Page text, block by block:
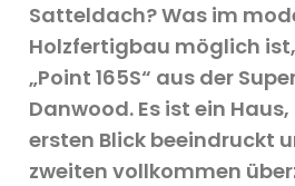
Satteldach? Was im
Holzfertigbau möglich
„Point 165S“ aus der
Danwood. Es ist ein
ersten Blick beeindruckt
zweiten vollkommen